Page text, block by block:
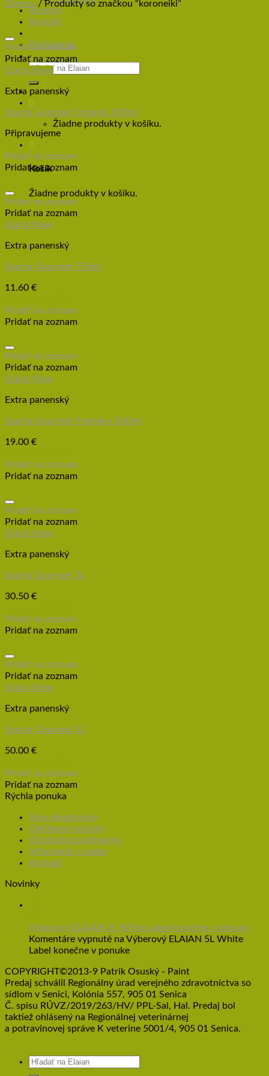
Recepty
Kontakt
Prihlásenie
Žiadne produkty v košíku.
Košík
Žiadne produkty v košíku.
Domov /Produkty so značkou “koroneiki”
Pridať na zoznam
Pridať na zoznam
Quick View
Extra panenský
Sparta Gourmet Organic 500ml
Připravujeme
Viac info
Pridať na zoznam
Pridať na zoznam
Pridať na zoznam
Pridať na zoznam
Quick View
Extra panenský
Sparta Gourmet 750ml
11.60 €
Pridať na zoznam
Pridať na zoznam
Pridať na zoznam
Pridať na zoznam
Quick View
Extra panenský
Sparta Gourmet Premiere 500ml
19.00 €
Pridať na zoznam
Pridať na zoznam
Pridať na zoznam
Pridať na zoznam
Quick View
Extra panenský
Sparta Gourmet 3L
30.50 €
Pridať na zoznam
Pridať na zoznam
Pridať na zoznam
Pridať na zoznam
Quick View
Extra panenský
Sparta Gourmet 5L
50.00 €
Pridať na zoznam
Pridať na zoznam
Rýchla ponuka
Stav objednávky
Obľúbené položky
Obchodné podmienky
Informácie o webe
Kontakt
Novinky
Výberový ELAIAN 5L White Label konečne v ponuke
Komentáre vypnuté na Výberový ELAIAN 5L White
Label konečne v ponuke
COPYRIGHT©2013-9 Patrik Osuský - Paint
Predaj schválil Regionálny úrad verejného zdravotníctva so
sídlom v Senici, Kolónia 557, 905 01 Senica
Č. spisu RÚVZ/2019/263/HV/ PPL-Sal, Hal. Predaj bol
taktiež ohlásený na Regionálnej veterinárnej
a potravinovej správe K veterine 5001/4, 905 01 Senica.